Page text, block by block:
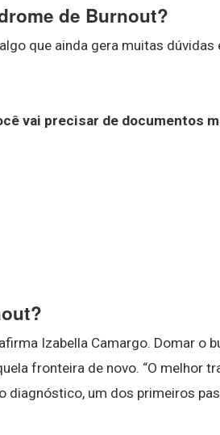
de Burnout?
que ainda gera muitas
vai precisar de documentos
afirma Izabella Camargo. Domar o
fronteira de novo. “O melhor
diagnóstico, um dos primeiros